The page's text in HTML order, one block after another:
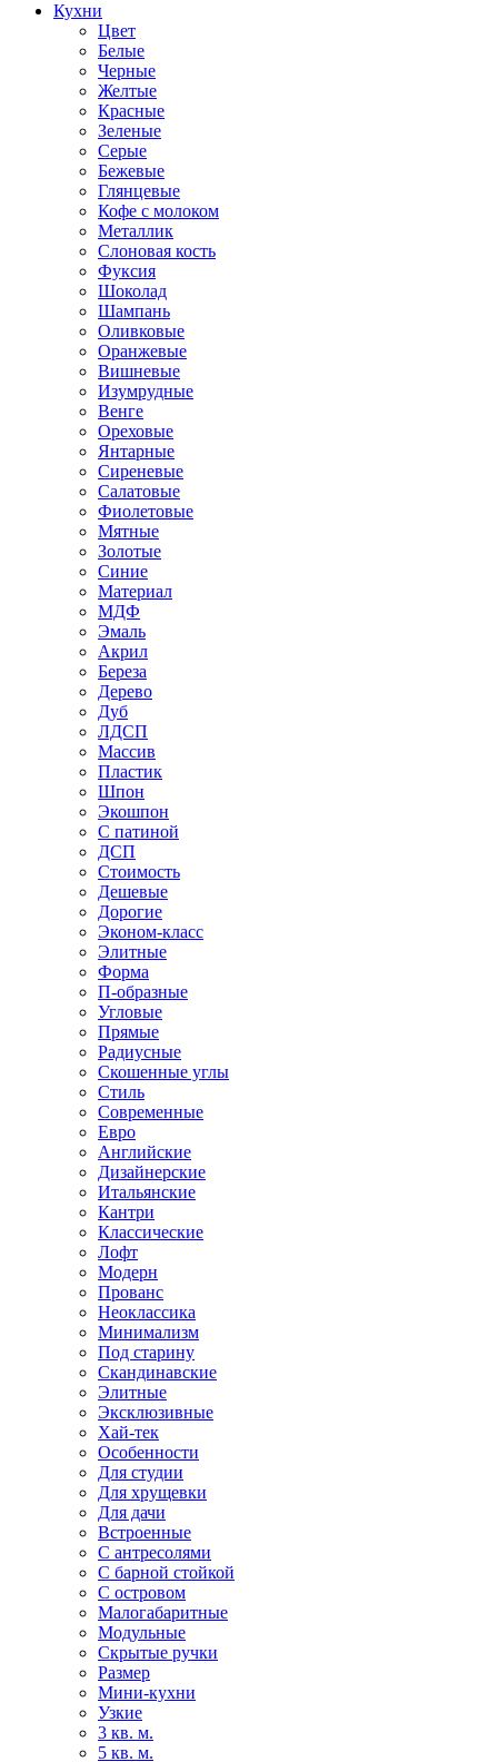
Кухни
Цвет
Белые
Черные
Желтые
Красные
Зеленые
Серые
Бежевые
Глянцевые
Кофе с молоком
Металлик
Слоновая кость
Фуксия
Шоколад
Шампань
Оливковые
Оранжевые
Вишневые
Изумрудные
Венге
Ореховые
Янтарные
Сиреневые
Салатовые
Фиолетовые
Мятные
Золотые
Синие
Материал
МДФ
Эмаль
Акрил
Береза
Дерево
Дуб
ЛДСП
Массив
Пластик
Шпон
Экошпон
С патиной
ДСП
Стоимость
Дешевые
Дорогие
Эконом-класс
Элитные
Форма
П-образные
Угловые
Прямые
Радиусные
Скошенные углы
Стиль
Современные
Евро
Английские
Дизайнерские
Итальянские
Кантри
Классические
Лофт
Модерн
Прованс
Неоклассика
Минимализм
Под старину
Скандинавские
Элитные
Эксклюзивные
Хай-тек
Особенности
Для студии
Для хрущевки
Для дачи
Встроенные
С антресолями
С барной стойкой
С островом
Малогабаритные
Модульные
Скрытые ручки
Размер
Мини-кухни
Узкие
3 кв. м.
5 кв. м.